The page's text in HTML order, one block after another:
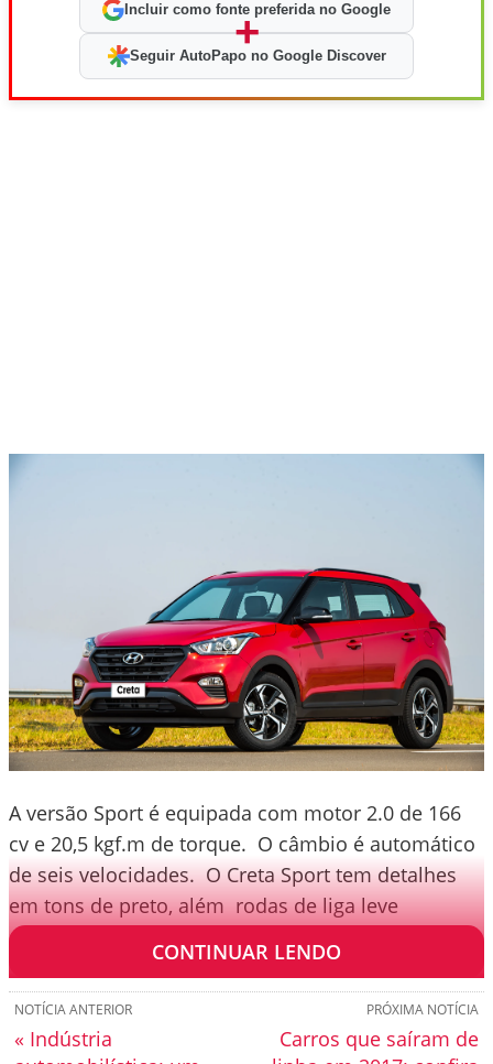
Incluir como fonte preferida no Google
+
Seguir AutoPapo no Google Discover
A versão Sport é equipada com motor 2.0 de 166
cv e 20,5 kgf.m de torque. O câmbio é automático
de seis velocidades. O Creta Sport tem detalhes
em tons de preto, além rodas de liga leve
diamantadas de 17 polegadas.
CONTINUAR LENDO
PRÓXIMA NOTÍCIA
Carros que saíram de
NOTÍCIA ANTERIOR
« Indústria